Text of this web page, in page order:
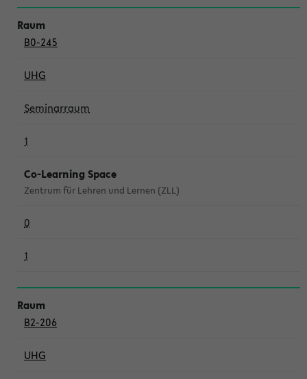
B0-245
UHG
Seminarraum
1
Co-Learning Space
Zentrum für Lehren und Lernen (ZLL)
0
1
B2-206
UHG